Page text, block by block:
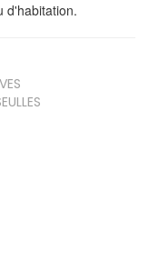
d'habitation.